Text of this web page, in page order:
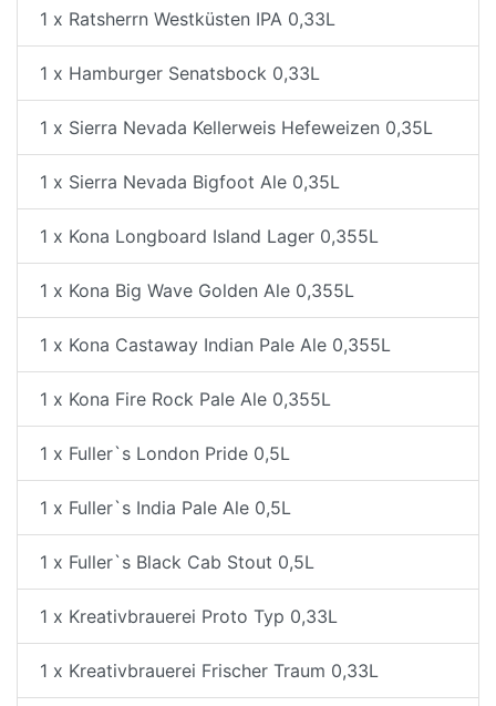
1 x Ratsherrn Westküsten IPA 0,33L
1 x Hamburger Senatsbock 0,33L
1 x Sierra Nevada Kellerweis Hefeweizen 0,35L
1 x Sierra Nevada Bigfoot Ale 0,35L
1 x Kona Longboard Island Lager 0,355L
1 x Kona Big Wave Golden Ale 0,355L
1 x Kona Castaway Indian Pale Ale 0,355L
1 x Kona Fire Rock Pale Ale 0,355L
1 x Fuller`s London Pride 0,5L
1 x Fuller`s India Pale Ale 0,5L
1 x Fuller`s Black Cab Stout 0,5L
1 x Kreativbrauerei Proto Typ 0,33L
1 x Kreativbrauerei Frischer Traum 0,33L